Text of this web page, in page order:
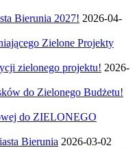
Bierunia 2027! 2026-04-
Zielone Projekty
zielonego projektu! 2026-
do Zielonego Budżetu!
do ZIELONEGO
Bierunia 2026-03-02